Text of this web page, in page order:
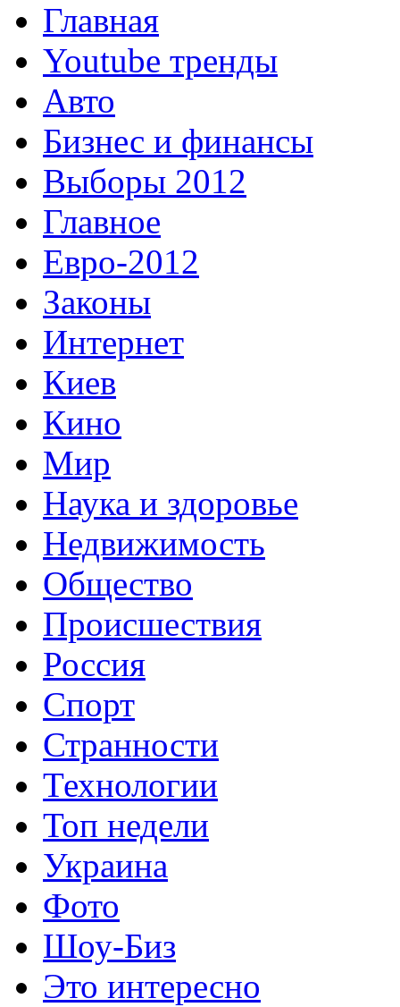
Главная
Youtube тренды
Авто
Бизнес и финансы
Выборы 2012
Главное
Евро-2012
Законы
Интернет
Киев
Кино
Мир
Наука и здоровье
Недвижимость
Общество
Происшествия
Россия
Спорт
Странности
Технологии
Топ недели
Украина
Фото
Шоу-Биз
Это интересно